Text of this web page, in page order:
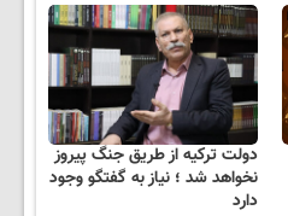
دولت ترکیه از طریق جنگ پیروز
نخواهد شد ؛ نیاز به گفتگو وجود
دارد